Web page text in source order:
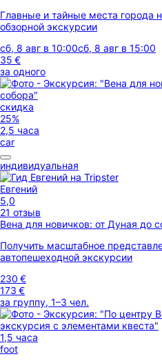
Главные и тайные места города
обзорной экскурсии
сб, 8 авг в 10:00сб, 8 авг в 15:00
35 €
за одного
скидка
25%
2,5 часа
car
индивидуальная
Евгений
5,0
21 отзыв
Вена для новичков: от Дуная до
Получить масштабное
автопешеходной экскурсии
230 €
173 €
за группу, 1–3 чел.
1,5 часа
foot